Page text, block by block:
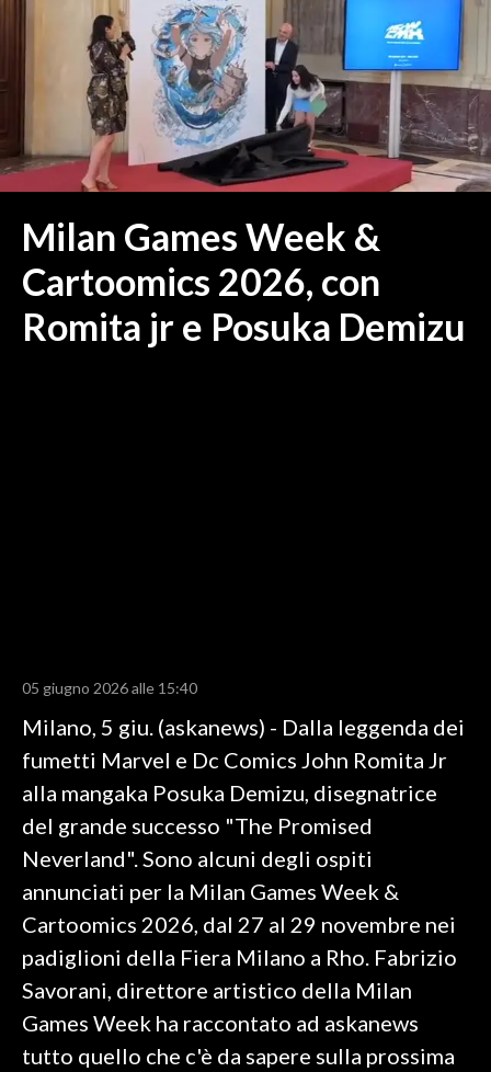
MEDIO CAMPIDANO
ORISTANO E PROVINCIA
SASSARI E PROVINCIA
NUORO E PROVINCIA
OGLIASTRA
ITALIA
MONDO
RISULTATI E CLASSIFICHE
CALCIO
CALCIO REGIONALE
BASKET
VOLLEY
MOTORI
TENNIS
ALTRI SPORT
SPETTACOLI
Milan Games Week &
Cartoomics 2026, con
Romita jr e Posuka Demizu
05 giugno 2026 alle 15:40
Milano, 5 giu. (askanews) - Dalla leggenda dei
fumetti Marvel e Dc Comics John Romita Jr
alla mangaka Posuka Demizu, disegnatrice
del grande successo "The Promised
Neverland". Sono alcuni degli ospiti
annunciati per la Milan Games Week &
Cartoomics 2026, dal 27 al 29 novembre nei
padiglioni della Fiera Milano a Rho. Fabrizio
Savorani, direttore artistico della Milan
Games Week ha raccontato ad askanews
tutto quello che c'è da sapere sulla prossima